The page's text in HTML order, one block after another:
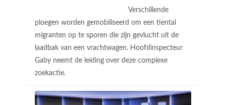
Verschillende
ploegen worden gemobiliseerd om een tiental
migranten op te sporen die zijn gevlucht uit de
laadbak van een vrachtwagen. Hoofdinspecteur
Gaby neemt de leiding over deze complexe
zoekactie.